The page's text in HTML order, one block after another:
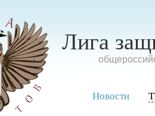
Лига
Новости